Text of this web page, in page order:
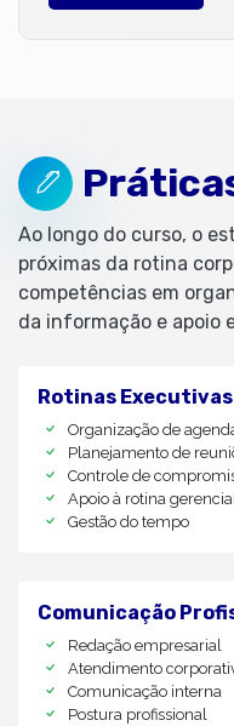
Ao longo do curso, o
próximas da rotina
competências em
da informação e apoio
Rotinas Executivas
Organização de
Planejamento de
Controle de
Apoio à rotina gerencial
Gestão do tempo
Comunicação
Redação empresarial
Atendimento
Comunicação interna
Postura profissional